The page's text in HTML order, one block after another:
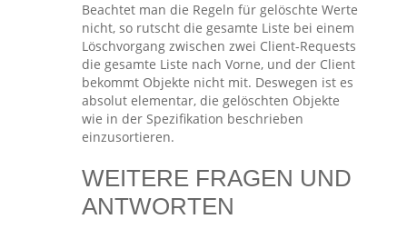
Beachtet man die Regeln für gelöschte Werte
nicht, so rutscht die gesamte Liste bei einem
Löschvorgang zwischen zwei Client-Requests
die gesamte Liste nach Vorne, und der Client
bekommt Objekte nicht mit. Deswegen ist es
absolut elementar, die gelöschten Objekte
wie in der Spezifikation beschrieben
einzusortieren.
WEITERE FRAGEN UND
ANTWORTEN